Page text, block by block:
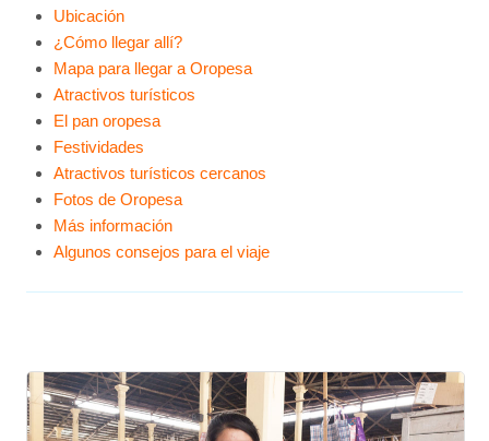
Ubicación
¿Cómo llegar allí?
Mapa para llegar a Oropesa
Atractivos turísticos
El pan oropesa
Festividades
Atractivos turísticos cercanos
Fotos de Oropesa
Más información
Algunos consejos para el viaje